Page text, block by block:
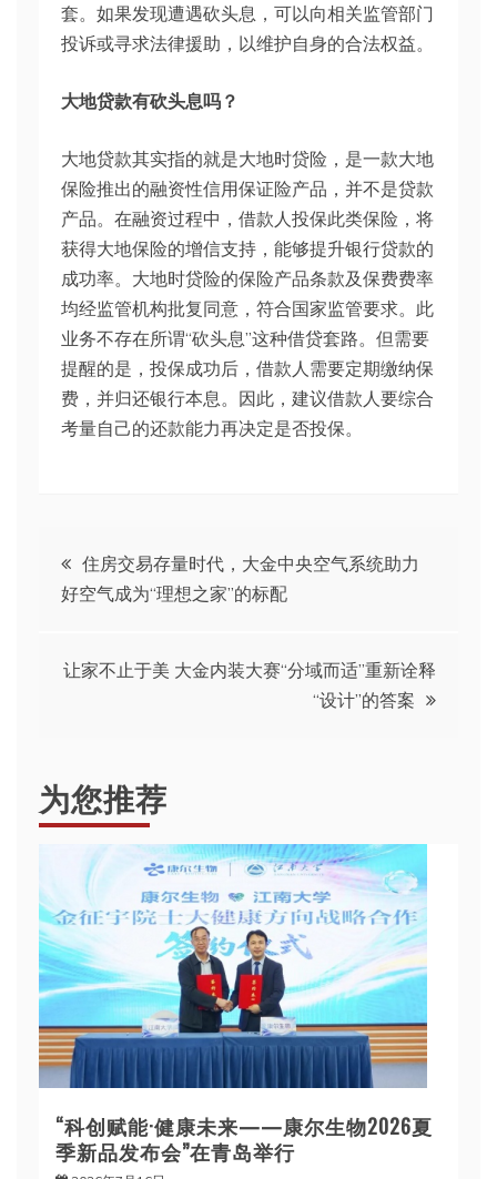
套。如果发现遭遇砍头息，可以向相关监管部门
投诉或寻求法律援助，以维护自身的合法权益。
大地贷款有砍头息吗？
大地贷款其实指的就是大地时贷险，是一款大地
保险推出的融资性信用保证险产品，并不是贷款
产品。在融资过程中，借款人投保此类保险，将
获得大地保险的增信支持，能够提升银行贷款的
成功率。大地时贷险的保险产品条款及保费费率
均经监管机构批复同意，符合国家监管要求。此
业务不存在所谓“砍头息”这种借贷套路。但需要
提醒的是，投保成功后，借款人需要定期缴纳保
费，并归还银行本息。因此，建议借款人要综合
考量自己的还款能力再决定是否投保。
文
章
导
住房交易存量时代，大金中央空气系统助力
好空气成为“理想之家”的标配
让家不止于美 大金内装大赛“分域而适”重新诠释
“设计”的答案
为您推荐
“科创赋能·健康未来——康尔生物2026夏
季新品发布会”在青岛举行